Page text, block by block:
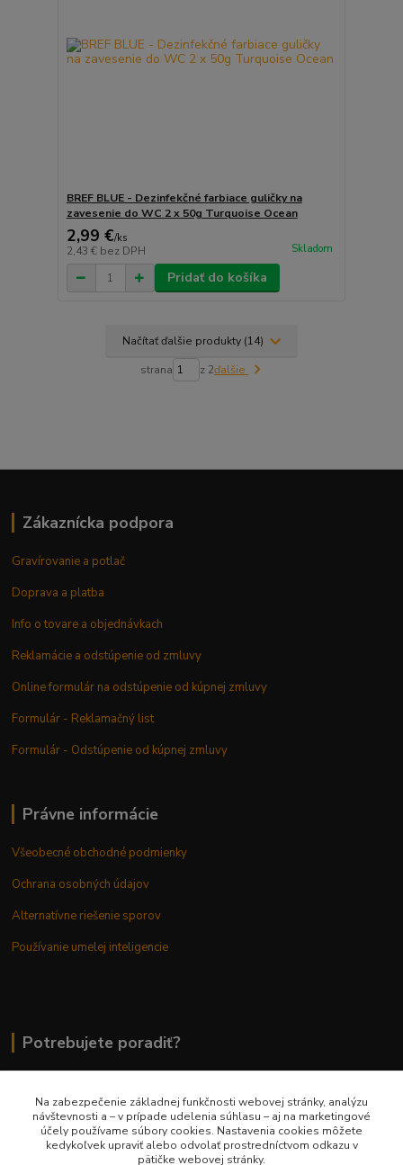
BREF BLUE - Dezinfekčné farbiace guličky na
zavesenie do WC 2 x 50g Turquoise Ocean
2,99 €/ks
2,43 € bez DPH Skladom
Pridať do košíka
Načítať ďalšie produkty (14)
strana z 2ďalšie
Zákaznícka podpora
Gravírovanie a potlač
Doprava a platba
Info o tovare a objednávkach
Reklamácie a odstúpenie od zmluvy
Online formulár na odstúpenie od kúpnej zmluvy
Formulár - Reklamačný list
Formulár - Odstúpenie od kúpnej zmluvy
Právne informácie
Všeobecné obchodné podmienky
Ochrana osobných údajov
Alternatívne riešenie sporov
Používanie umelej inteligencie
Potrebujete poradiť?
0948 236 042
info@margaretkashop.sk
Na zabezpečenie základnej funkčnosti webovej stránky, analýzu
návštevnosti a – v prípade udelenia súhlasu – aj na marketingové
účely používame súbory cookies. Nastavenia cookies môžete
kedykoľvek upraviť alebo odvolať prostredníctvom odkazu v
pätičke webovej stránky.